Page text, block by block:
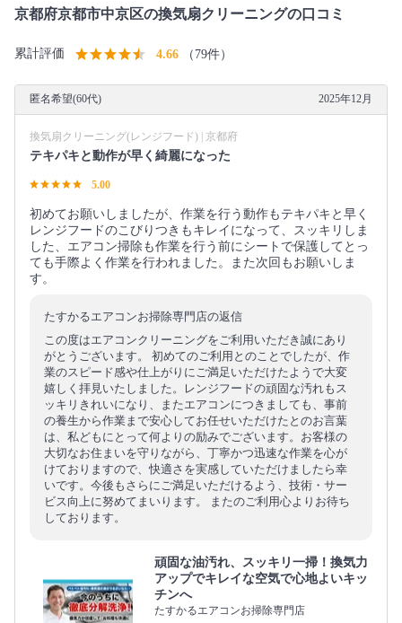
京都府京都市中京区の換気扇クリーニングの口コミ
累計評価 4.66 （79件）
匿名希望(60代) 2025年12月
換気扇クリーニング(レンジフード) | 京都府
テキパキと動作が早く綺麗になった
5.00
初めてお願いしましたが、作業を行う動作もテキパキと早く
レンジフードのこびりつきもキレイになって、スッキリしま
した、エアコン掃除も作業を行う前にシートで保護してとっ
ても手際よく作業を行われました。また次回もお願いしま
す。
たすかるエアコンお掃除専門店の返信
この度はエアコンクリーニングをご利用いただき誠にあり
がとうございます。 初めてのご利用とのことでしたが、作
業のスピード感や仕上がりにご満足いただけたようで大変
嬉しく拝見いたしました。レンジフードの頑固な汚れもス
ッキリきれいになり、またエアコンにつきましても、事前
の養生から作業まで安心してお任せいただけたとのお言葉
は、私どもにとって何よりの励みでございます。お客様の
大切なお住まいを守りながら、丁寧かつ迅速な作業を心が
けておりますので、快適さを実感していただけましたら幸
いです。今後もさらにご満足いただけるよう、技術・サー
ビス向上に努めてまいります。 またのご利用心よりお待ち
しております。
頑固な油汚れ、スッキリ一掃！換気力
アップでキレイな空気で心地よいキッ
チンへ
たすかるエアコンお掃除専門店